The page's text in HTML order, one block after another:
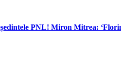
PNL! Miron Mitrea: